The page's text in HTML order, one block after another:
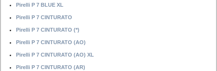
Pirelli P 7 BLUE XL
Pirelli P 7 CINTURATO
Pirelli P 7 CINTURATO (*)
Pirelli P 7 CINTURATO (AO)
Pirelli P 7 CINTURATO (AO) XL
Pirelli P 7 CINTURATO (AR)